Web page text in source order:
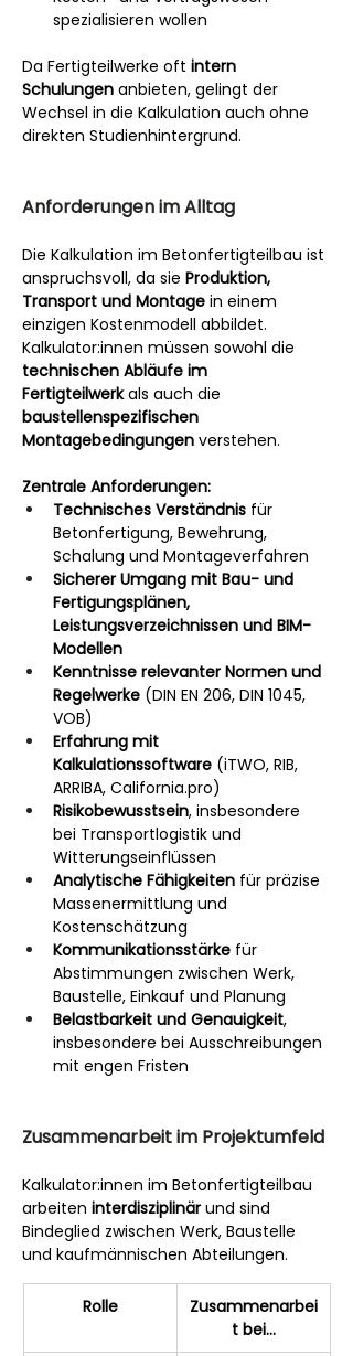
spezialisieren wollen
Da Fertigteilwerke oft intern
Schulungen anbieten, gelingt der
Wechsel in die Kalkulation auch ohne
direkten Studienhintergrund.
Anforderungen im Alltag
Die Kalkulation im Betonfertigteilbau ist
anspruchsvoll, da sie Produktion,
Transport und Montage in einem
einzigen Kostenmodell abbildet.
Kalkulator:innen müssen sowohl die
technischen Abläufe im
Fertigteilwerk als auch die
baustellenspezifischen
Montagebedingungen verstehen.
Zentrale Anforderungen:
Technisches Verständnis für
Betonfertigung, Bewehrung,
Schalung und Montageverfahren
Sicherer Umgang mit Bau- und
Fertigungsplänen,
Leistungsverzeichnissen und BIM-
Modellen
Kenntnisse relevanter Normen und
Regelwerke (DIN EN 206, DIN 1045,
VOB)
Erfahrung mit
Kalkulationssoftware (iTWO, RIB,
ARRIBA, California.pro)
Risikobewusstsein, insbesondere
bei Transportlogistik und
Witterungseinflüssen
Analytische Fähigkeiten für präzise
Massenermittlung und
Kostenschätzung
Kommunikationsstärke für
Abstimmungen zwischen Werk,
Baustelle, Einkauf und Planung
Belastbarkeit und Genauigkeit,
insbesondere bei Ausschreibungen
mit engen Fristen
Zusammenarbeit im Projektumfeld
Kalkulator:innen im Betonfertigteilbau
arbeiten interdisziplinär und sind
Bindeglied zwischen Werk, Baustelle
und kaufmännischen Abteilungen.
Rolle
Zusammenarbei
t bei…